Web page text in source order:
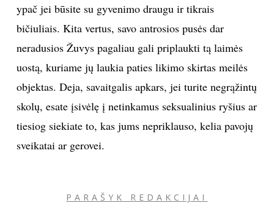
ypač jei būsite su gyvenimo draugu ir tikrais
bičiuliais. Kita vertus, savo antrosios pusės dar
neradusios Žuvys pagaliau gali priplaukti tą laimės
uostą, kuriame jų laukia paties likimo skirtas meilės
objektas. Deja, savaitgalis apkars, jei turite negrąžintų
skolų, esate įsivėlę į netinkamus seksualinius ryšius ar
tiesiog siekiate to, kas jums nepriklauso, kelia pavojų
sveikatai ar gerovei.
PARAŠYK REDAKCIJAI